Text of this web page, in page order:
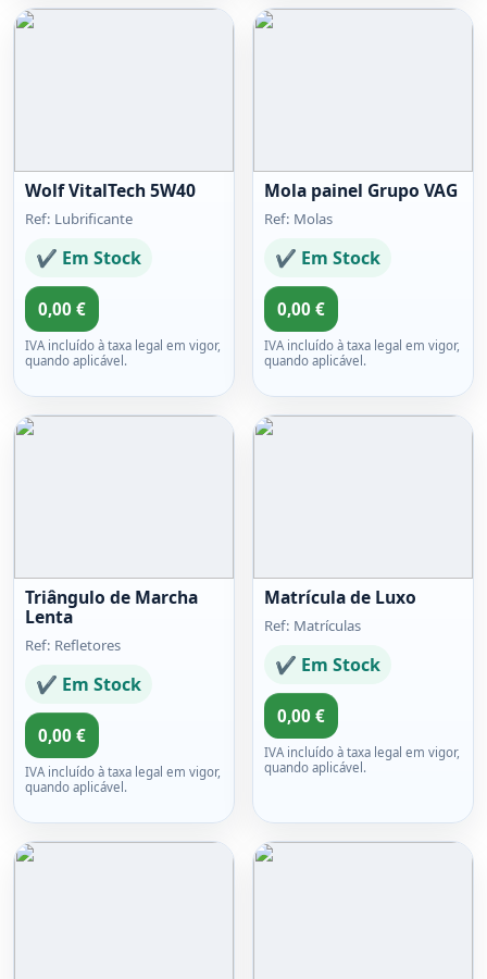
Wolf VitalTech 5W40
Ref: Lubrificante
✔ Em Stock
0,00 €
IVA incluído à taxa legal em vigor,
quando aplicável.
Mola painel Grupo VAG
Ref: Molas
✔ Em Stock
0,00 €
IVA incluído à taxa legal em vigor,
quando aplicável.
Triângulo de Marcha
Lenta
Ref: Refletores
✔ Em Stock
0,00 €
IVA incluído à taxa legal em vigor,
quando aplicável.
Matrícula de Luxo
Ref: Matrículas
✔ Em Stock
0,00 €
IVA incluído à taxa legal em vigor,
quando aplicável.